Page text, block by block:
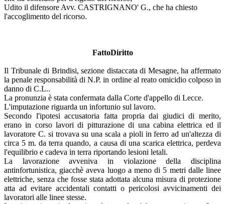
Udito il difensore Avv. CASTRIGNANO' G., che ha chiesto
l'accoglimento del ricorso.
FattoDiritto
Il Tribunale di Brindisi, sezione distaccata di Mesagne, ha affermato
la penale responsabilità di N.P. in ordine al reato omicidio colposo in
danno di C.L..
La pronunzia è stata confermata dalla Corte d'appello di Lecce.
L'imputazione riguarda un infortunio sul lavoro.
Secondo l'ipotesi accusatoria fatta propria dai giudici di merito,
erano in corso lavori di pitturazione di una cabina elettrica ed il
lavoratore C. si trovava su una scala a pioli in ferro ad un'altezza di
circa 5 m. da terra quando, a causa di una scarica elettrica, perdeva
l'equilibrio e cadeva in terra riportando lesioni letali.
La lavorazione avveniva in violazione della disciplina
antinfortunistica, giacchè aveva luogo a meno di 5 metri dalle linee
elettriche, senza che fosse stata adottata alcuna misura di protezione
atta ad evitare accidentali contatti o pericolosi avvicinamenti dei
lavoratori alle linee stesse.